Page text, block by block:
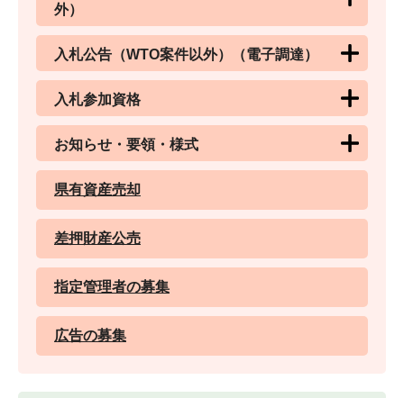
外）
入札公告（WTO案件以外）（電子調達）
入札参加資格
お知らせ・要領・様式
県有資産売却
差押財産公売
指定管理者の募集
広告の募集